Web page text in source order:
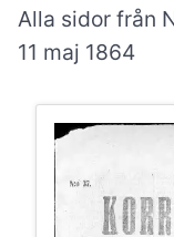
Alla sidor från
11 maj 1864